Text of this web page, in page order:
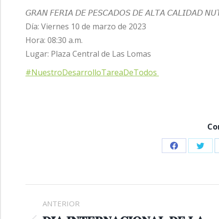
𝘎𝘙𝘈𝘕 𝘍𝘌𝘙𝘐𝘈 𝘋𝘌 𝘗𝘌𝘚𝘊𝘈𝘋𝘖𝘚 𝘋𝘌 𝘈𝘓𝘛𝘈 𝘊𝘈𝘓𝘐𝘋𝘈𝘋
Día: Viernes 10 de marzo de 2023
Hora: 08:30 a.m.
Lugar: Plaza Central de Las Lomas
#NuestroDesarrolloTareaDeTodos
Share
Facebook
NAVEGACIÓN
ANTERIOR